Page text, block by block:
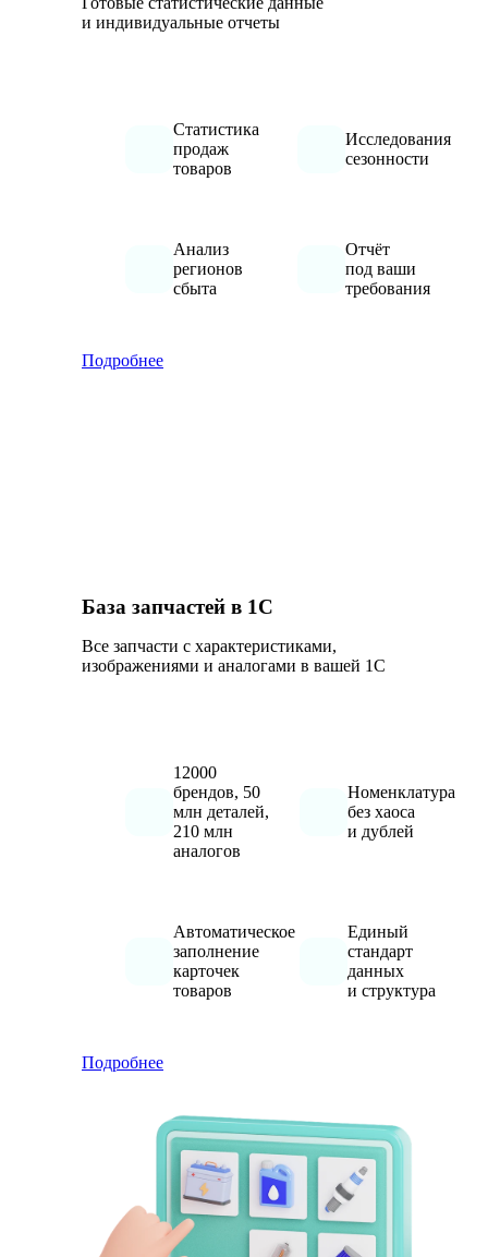
и индивидуальные отчеты
Статистика
продаж
товаров
Исследования
сезонности
Анализ
регионов
сбыта
Отчёт
под ваши
требования
Подробнее
База запчастей в 1С
Все запчасти с характеристиками,
изображениями и аналогами в вашей 1С
12000
брендов, 50
млн деталей,
210 млн
аналогов
Номенклатура
без хаоса
и дублей
Автоматическое
заполнение
карточек
товаров
Единый
стандарт
данных
и структура
Подробнее